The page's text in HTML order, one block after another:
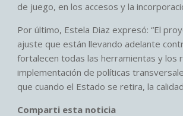
de juego, en los accesos y la
Por último, Estela Diaz expresó: “El
ajuste que están llevando adelante
fortalecen todas las herramientas y los
implementación de políticas
que cuando el Estado se retira, la
Comparti esta noticia